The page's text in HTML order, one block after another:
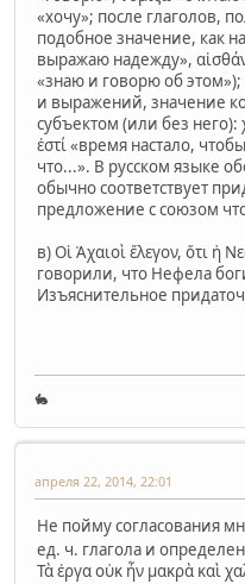
«хочу»; после глаголов,
подобное значение, как
выражаю надежду»,
«знаю и говорю об
и выражений, значение
субъектом (или без
ἐστί «время настало,
что...». В русском языке
обычно соответствует
предложение с союзом
в) Οἱ Ἀχαιοὶ ἔλεγον, ὅτι ἡ
говорили, что Нефела
Изъяснительное
🐇
апреля 22, 2014, 22:01
Не пойму согласования
ед. ч. глагола и
Τὰ ἐργα οὐκ ἦν μακρὰ καὶ